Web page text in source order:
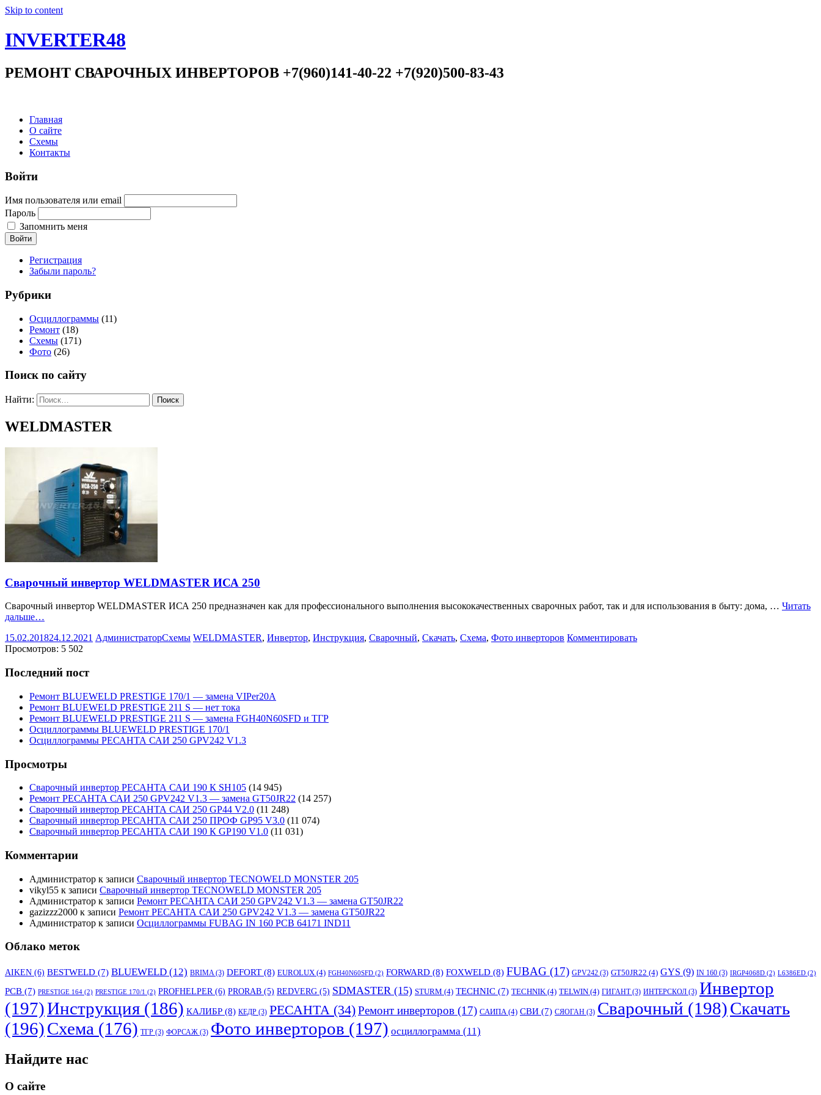
Skip to content
INVERTER48
РЕМОНТ СВАРОЧНЫХ ИНВЕРТОРОВ +7(960)141-40-22 +7(920)500-83-43
Главная
О сайте
Схемы
Контакты
Войти
Имя пользователя или email
Пароль
Запомнить меня
Войти
Регистрация
Забыли пароль?
Рубрики
Осциллограммы (11)
Ремонт (18)
Схемы (171)
Фото (26)
Поиск по сайту
Найти:
WELDMASTER
Сварочный инвертор WELDMASTER ИСА 250
Сварочный инвертор WELDMASTER ИСА 250 предназначен как для профессионального выполнения высококачественных сварочных работ, так и для использования в быту: дома, … Читать
дальше…
15.02.201824.12.2021 АдминистраторСхемы WELDMASTER, Инвертор, Инструкция, Сварочный, Скачать, Схема, Фото инверторов Комментировать
Просмотров: 5 502
Последний пост
Ремонт BLUEWELD PRESTIGE 170/1 — замена VIPer20A
Ремонт BLUEWELD PRESTIGE 211 S — нет тока
Ремонт BLUEWELD PRESTIGE 211 S — замена FGH40N60SFD и ТГР
Осциллограммы BLUEWELD PRESTIGE 170/1
Осциллограммы РЕСАНТА САИ 250 GPV242 V1.3
Просмотры
Сварочный инвертор РЕСАНТА САИ 190 К SH105 (14 945)
Ремонт РЕСАНТА САИ 250 GPV242 V1.3 — замена GT50JR22 (14 257)
Сварочный инвертор РЕСАНТА САИ 250 GP44 V2.0 (11 248)
Сварочный инвертор РЕСАНТА САИ 250 ПРОФ GP95 V3.0 (11 074)
Сварочный инвертор РЕСАНТА САИ 190 К GP190 V1.0 (11 031)
Комментарии
Администратор к записи Сварочный инвертор TECNOWELD MONSTER 205
vikyl55 к записи Сварочный инвертор TECNOWELD MONSTER 205
Администратор к записи Ремонт РЕСАНТА САИ 250 GPV242 V1.3 — замена GT50JR22
gazizzz2000 к записи Ремонт РЕСАНТА САИ 250 GPV242 V1.3 — замена GT50JR22
Администратор к записи Осциллограммы FUBAG IN 160 PCB 64171 IND11
Облако меток
AIKEN (6) BESTWELD (7) BLUEWELD (12) BRIMA(3) DEFORT (8) EUROLUX (4) FGH40N60SFD (2) FORWARD (8) FOXWELD (8) FUBAG (17) GPV242 (3) GT50JR22 (4) GYS (9) IN 160 (3) IRGP4068D (2) L6386ED (2)
PCB (7) PRESTIGE 164 (2) PRESTIGE 170/1 (2) PROFHELPER (6) PRORAB (5) REDVERG (5) SDMASTER (15) STURM (4) TECHNIC (7) TECHNIK (4) TELWIN (4) ГИГАНТ(3) ИНТЕРСКОЛ (3) Инвертор
(197)Инструкция (186) КАЛИБР (8) КЕДР (3) РЕСАНТА (34)Ремонт инверторов (17) САИПА(4) СВИ (7) СЯОГАН (3) Сварочный (198)Скачать
(196)Схема (176) ТГР (3) ФОРСАЖ (3) Фото инверторов (197) осциллограмма (11)
Найдите нас
О сайте